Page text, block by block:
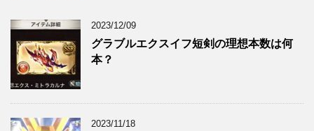
2023/12/09
グラブルエクスイフ短剣の理想本数は何
本？
2023/11/18